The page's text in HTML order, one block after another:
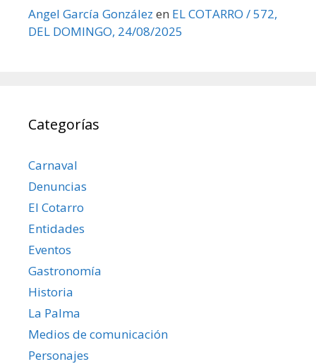
Angel García González en EL COTARRO / 572,
DEL DOMINGO, 24/08/2025
Categorías
Carnaval
Denuncias
El Cotarro
Entidades
Eventos
Gastronomía
Historia
La Palma
Medios de comunicación
Personajes